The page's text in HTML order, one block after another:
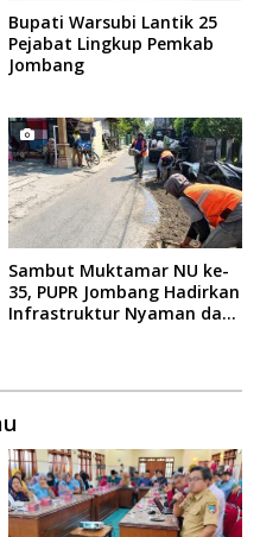
Bupati Warsubi Lantik 25
Pejabat Lingkup Pemkab
Jombang
Sambut Muktamar NU ke-
35, PUPR Jombang Hadirkan
Infrastruktur Nyaman dan